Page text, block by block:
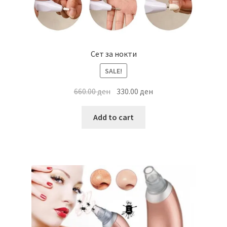
Сет за нокти
SALE!
660.00ден Original
was:
330.00ден
Add to cart